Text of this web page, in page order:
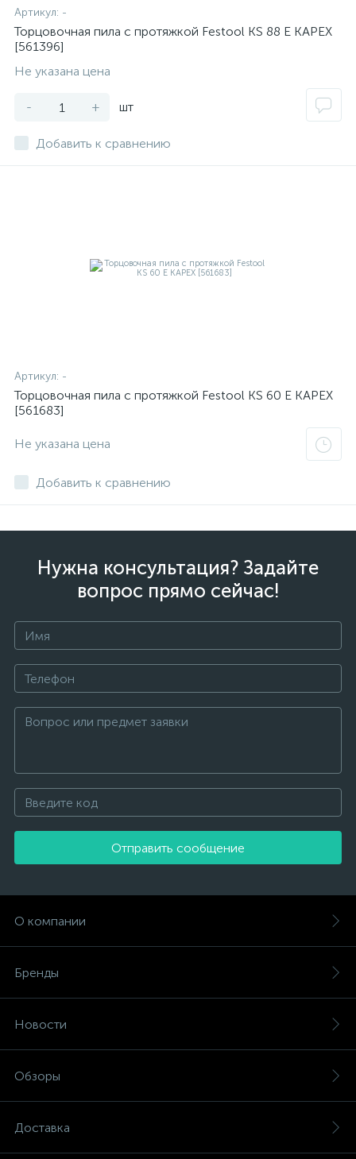
Артикул: -
Торцовочная пила с протяжкой Festool KS 88 E KAPEX
[561396]
Не указана цена
- + шт
Добавить к сравнению
Артикул: -
Торцовочная пила с протяжкой Festool KS 60 E KAPEX
[561683]
Не указана цена
Добавить к сравнению
Нужна консультация? Задайте
вопрос прямо сейчас!
Отправить сообщение
О компании
Бренды
Новости
Обзоры
Доставка